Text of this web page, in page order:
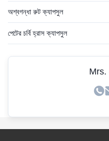
অশ্বগন্ধা রুট ক্যাপসুল
পেটের চর্বি হ্রাস ক্যাপসুল
Mrs.